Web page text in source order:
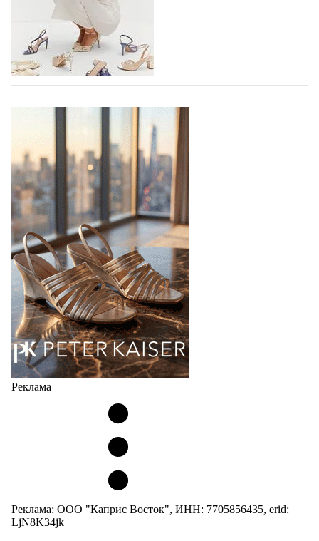
элементами ортопедии от белорусского
производителя (РУП «Белорусский протезно-
ортопедический восстановительный…
04.08.2026 418
КАЖДОМ ШАГЕ
В 2027 году бренд TAMARIS отмечает 60-летний
юбилей. Шесть десятилетий доверия миллионов
покупателей, постоянного развития и понимания,
какой будет современная женщина завтра.
Юбилейная коллекция Весна–Лето 2027 открывает
не просто новый сезон, а…
04.08.2026 515
Реклама
Реклама: ООО "Каприс Восток", ИНН: 7705856435, erid:
LjN8K34jk